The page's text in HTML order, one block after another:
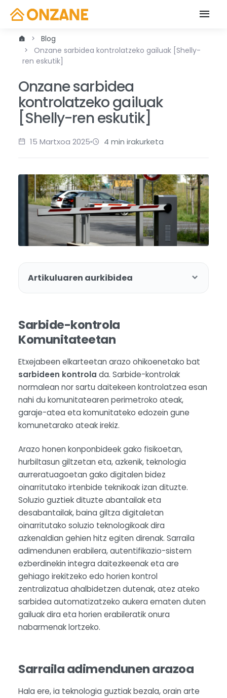
Blog
Onzane sarbidea kontrolatzeko gailuak [Shelly-
ren eskutik]
Onzane sarbidea
kontrolatzeko gailuak
[Shelly-ren eskutik]
15 Martxoa 2025 4 min irakurketa
Artikuluaren aurkibidea
Sarbide-kontrola
Komunitateetan
Etxejabeen elkarteetan arazo ohikoenetako bat
sarbideen kontrola da. Sarbide-kontrolak
normalean nor sartu daitekeen kontrolatzea esan
nahi du komunitatearen perimetroko ateak,
garaje-atea eta komunitateko edozein gune
komunetarako ateak irekiz.
Arazo honen konponbideek gako fisikoetan,
hurbiltasun giltzetan eta, azkenik, teknologia
aurreratuagoetan gako digitalen bidez
oinarritutako irtenbide teknikoak izan dituzte.
Soluzio guztiek dituzte abantailak eta
desabantailak, baina giltza digitaletan
oinarritutako soluzio teknologikoak dira
azkenaldian gehien hitz egiten direnak. Sarraila
adimendunen erabilera, autentifikazio-sistem
ezberdinekin integra daitezkeenak eta are
gehiago irekitzeko edo horien kontrol
zentralizatua ahalbidetzen dutenak, atez ateko
sarbidea automatizatzeko aukera ematen duten
gailuak dira eta horien erabileratik onura
nabarmenak lortzeko.
Sarraila adimendunen arazoa
Hala ere, ia teknologia guztiak bezala, orain arte